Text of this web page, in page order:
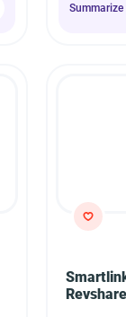
Revshare